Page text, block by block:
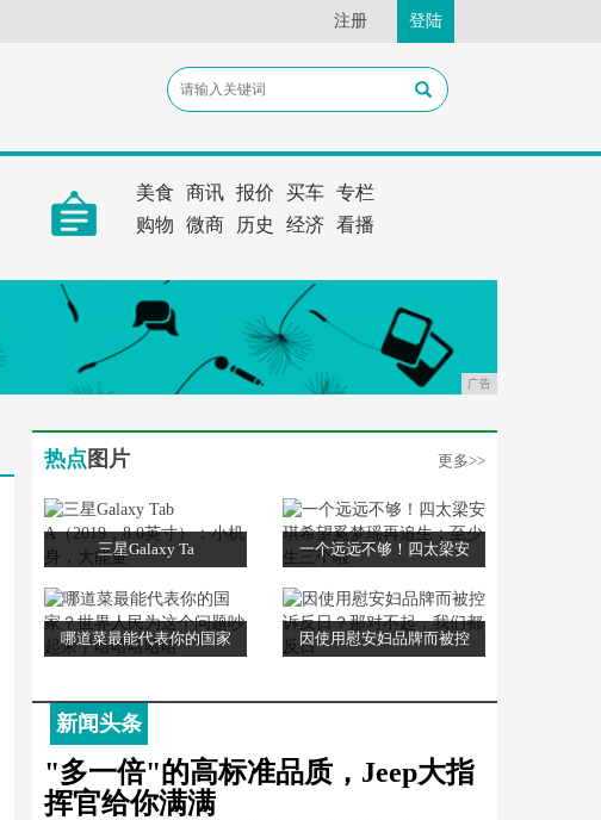
注册 登陆
美食 商讯 报价 买车 专栏
购物
微商 历史 经济 看播
广告
热点 图片 更多>>
三星Galaxy Ta 一个远远不够！四太梁安
哪道菜最能代表你的国家 因使用慰安妇品牌而被控
新闻头条
"多一倍"的高标准品质，Jeep大指
挥官给你满满